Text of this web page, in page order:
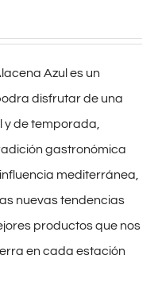
Azul es un
disfrutar de una
de temporada,
gastronómica
mediterránea,
nuevas tendencias
productos que nos
en cada estación